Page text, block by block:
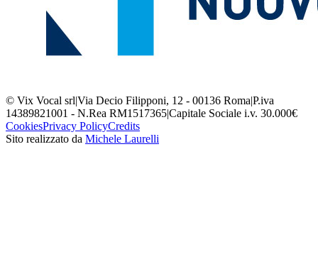
© Vix Vocal srl|Via Decio Filipponi, 12 - 00136 Roma|P.iva
14389821001 - N.Rea RM1517365|Capitale Sociale i.v. 30.000€
CookiesPrivacy PolicyCredits
Sito realizzato da Michele Laurelli